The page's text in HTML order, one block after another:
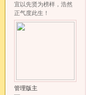
宜以先贤为榜样，浩然
正气度此生！
管理版主